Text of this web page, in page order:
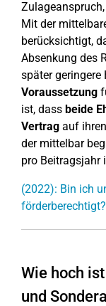
Mit der
berücksichtigt,
Absenkung des
später geringere
Voraussetzung
ist, dass beide
Vertrag auf
der mittelbar
pro Beitragsjahr
(2022): Bin ich
förderberechtigt?
Wie hoch
und